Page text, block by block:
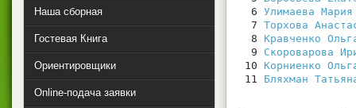
  6
Улимаева Мария
  7
Торхова
  8
Кравченко
  9
Скороварова
10 Корниенко
11 Бляхман
Наша сборная
Гостевая Книга
Ориентировщики
Online-подача заявки